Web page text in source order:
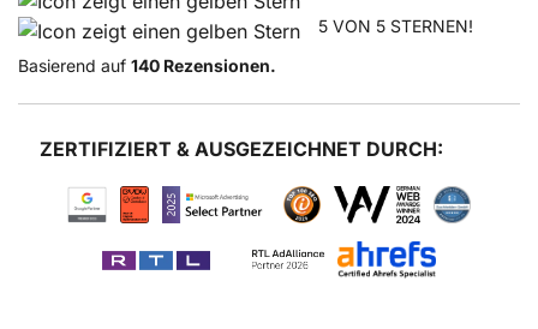
5 VON 5 STERNEN!
Basierend auf 140 Rezensionen.
ZERTIFIZIERT & AUSGEZEICHNET DURCH: